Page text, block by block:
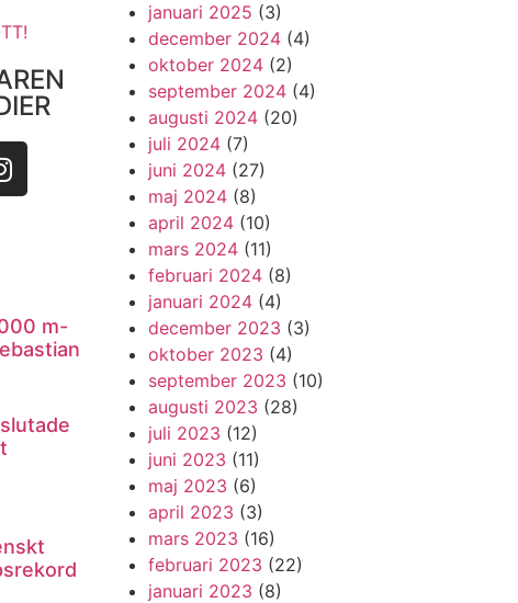
m-
januari 2025 (3)
december 2024 (4)
oktober 2024 (2)
september 2024 (4)
augusti 2024 (20)
juli 2024 (7)
juni 2024 (27)
maj 2024 (8)
april 2024 (10)
mars 2024 (11)
februari 2024 (8)
januari 2024 (4)
december 2023 (3)
oktober 2023 (4)
september 2023 (10)
augusti 2023 (28)
juli 2023 (12)
juni 2023 (11)
maj 2023 (6)
april 2023 (3)
mars 2023 (16)
februari 2023 (22)
januari 2023 (8)